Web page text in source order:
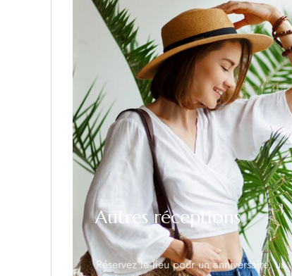
Autres réceptions
Réservez le lieu pour un anniversaire, un